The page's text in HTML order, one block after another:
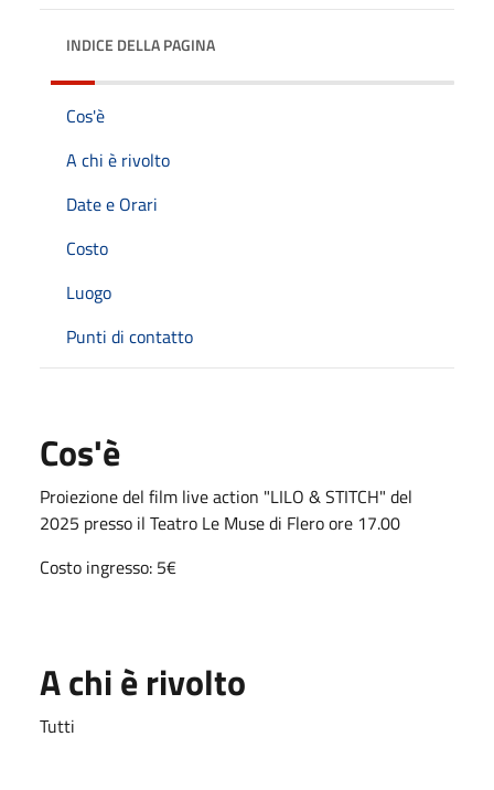
INDICE DELLA PAGINA
Cos'è
A chi è rivolto
Date e Orari
Costo
Luogo
Punti di contatto
Cos'è
Proiezione del film live action "LILO & STITCH" del
2025 presso il Teatro Le Muse di Flero ore 17.00
Costo ingresso: 5€
A chi è rivolto
Tutti